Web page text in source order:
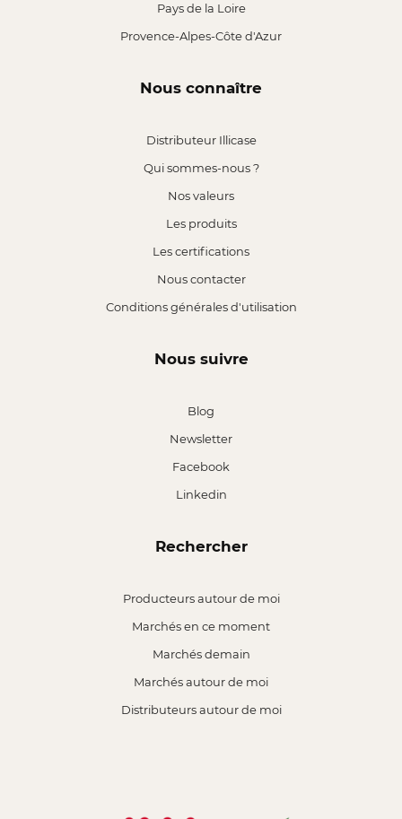
Pays de la Loire
Provence-Alpes-Côte d'Azur
Nous connaître
Distributeur Illicase
Qui sommes-nous ?
Nos valeurs
Les produits
Les certifications
Nous contacter
Conditions générales d'utilisation
Nous suivre
Blog
Newsletter
Facebook
Linkedin
Rechercher
Producteurs autour de moi
Marchés en ce moment
Marchés demain
Marchés autour de moi
Distributeurs autour de moi